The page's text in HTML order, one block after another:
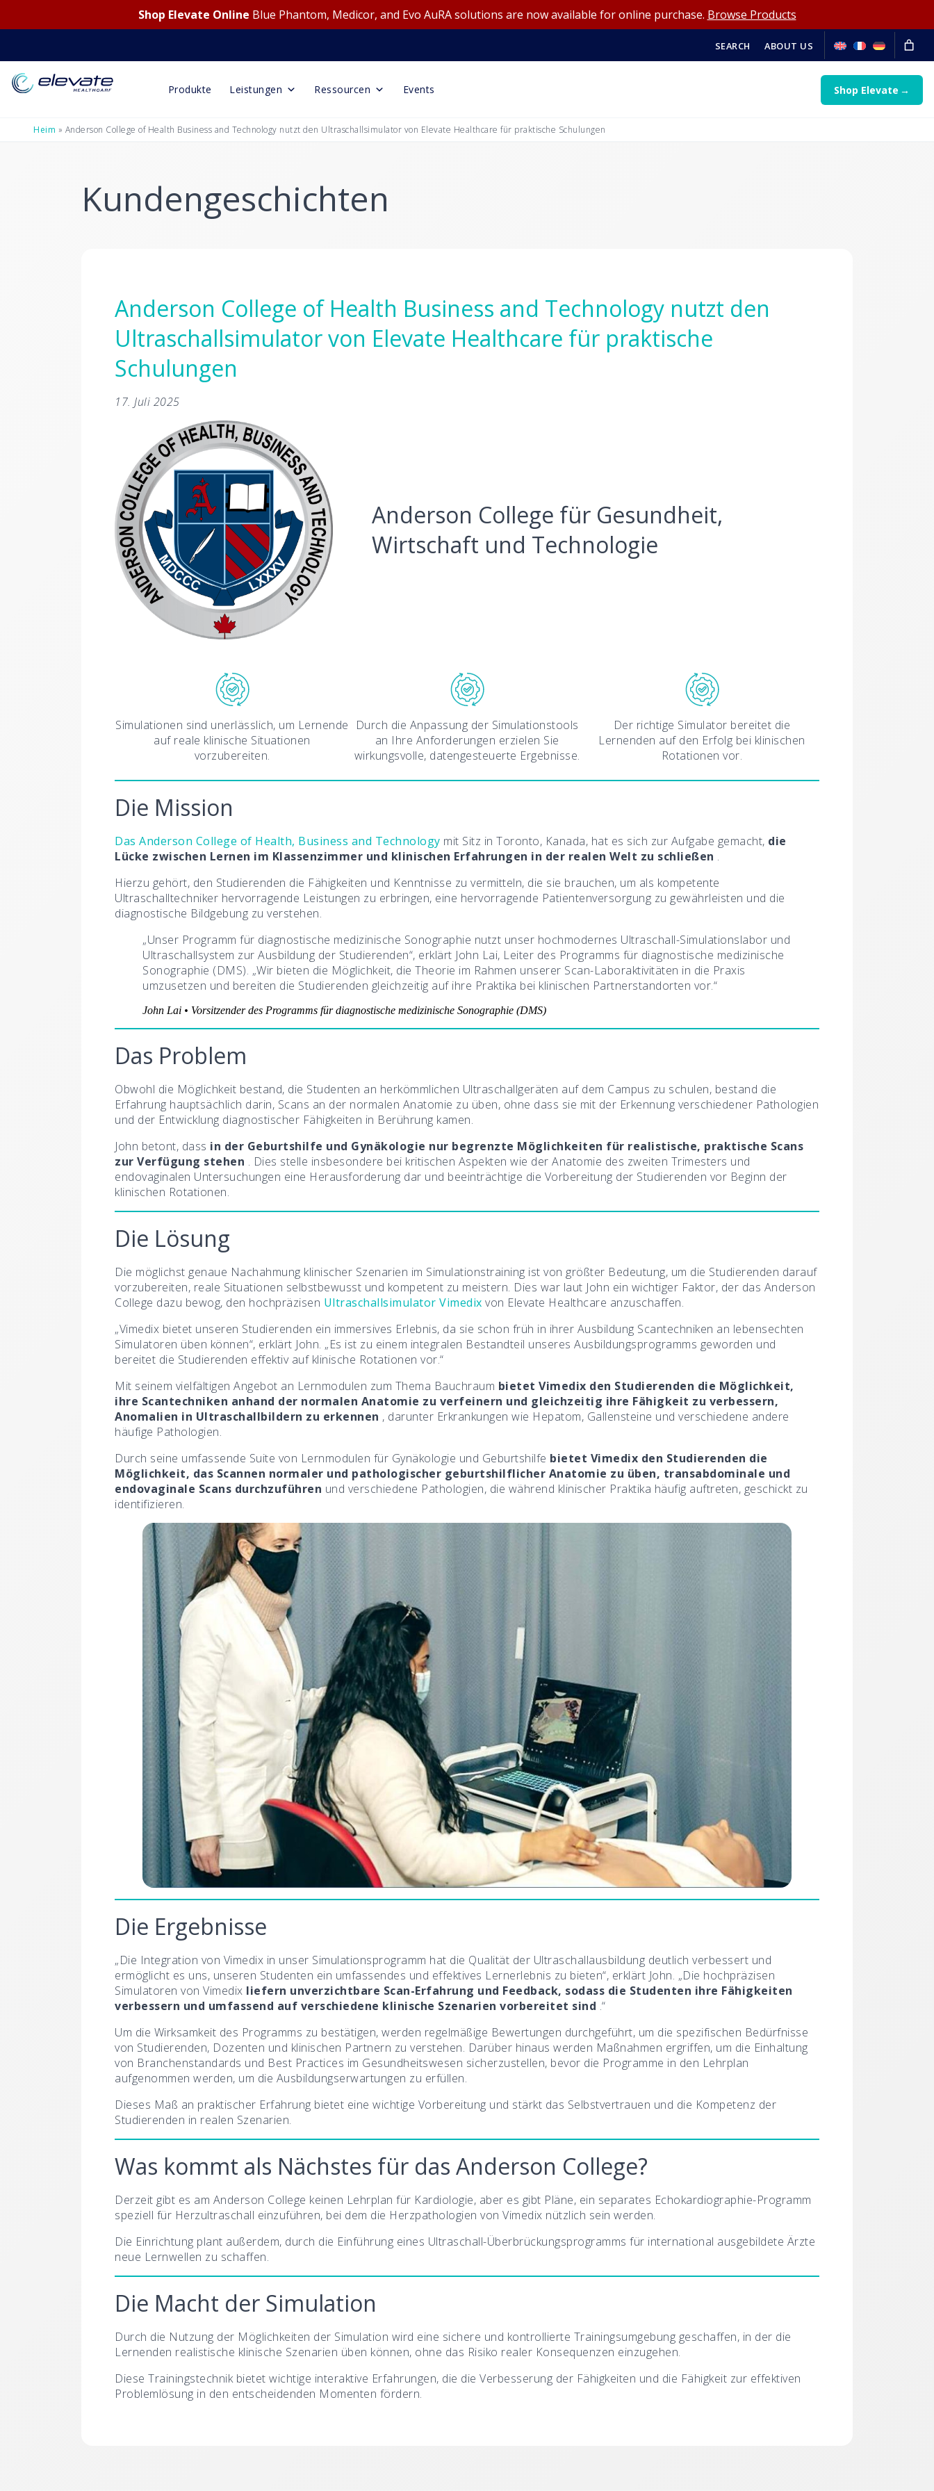
Shop Elevate Online Blue Phantom, Medicor, and Evo AuRA solutions are now available for online purchase. Browse Products
SEARCH ABOUT US
Produkte Leistungen Ressourcen Events Shop Elevate
Heim » Anderson College of Health Business and Technology nutzt den Ultraschallsimulator von Elevate Healthcare für praktische Schulungen
Kundengeschichten
Anderson College of Health Business and Technology nutzt den
Ultraschallsimulator von Elevate Healthcare für praktische
Schulungen
17. Juli 2025
Anderson College für Gesundheit,
Wirtschaft und Technologie
Simulationen sind unerlässlich, um Lernende
auf reale klinische Situationen
vorzubereiten.
Durch die Anpassung der Simulationstools
an Ihre Anforderungen erzielen Sie
wirkungsvolle, datengesteuerte Ergebnisse.
Der richtige Simulator bereitet die
Lernenden auf den Erfolg bei klinischen
Rotationen vor.
Die Mission
Das Anderson College of Health, Business and Technology mit Sitz in Toronto, Kanada, hat es sich zur Aufgabe gemacht, die
Lücke zwischen Lernen im Klassenzimmer und klinischen Erfahrungen in der realen Welt zu schließen .
Hierzu gehört, den Studierenden die Fähigkeiten und Kenntnisse zu vermitteln, die sie brauchen, um als kompetente
Ultraschalltechniker hervorragende Leistungen zu erbringen, eine hervorragende Patientenversorgung zu gewährleisten und die
diagnostische Bildgebung zu verstehen.
„Unser Programm für diagnostische medizinische Sonographie nutzt unser hochmodernes Ultraschall-Simulationslabor und
Ultraschallsystem zur Ausbildung der Studierenden“, erklärt John Lai, Leiter des Programms für diagnostische medizinische
Sonographie (DMS). „Wir bieten die Möglichkeit, die Theorie im Rahmen unserer Scan-Laboraktivitäten in die Praxis
umzusetzen und bereiten die Studierenden gleichzeitig auf ihre Praktika bei klinischen Partnerstandorten vor.“
John Lai • Vorsitzender des Programms für diagnostische medizinische Sonographie (DMS)
Das Problem
Obwohl die Möglichkeit bestand, die Studenten an herkömmlichen Ultraschallgeräten auf dem Campus zu schulen, bestand die
Erfahrung hauptsächlich darin, Scans an der normalen Anatomie zu üben, ohne dass sie mit der Erkennung verschiedener Pathologien
und der Entwicklung diagnostischer Fähigkeiten in Berührung kamen.
John betont, dass in der Geburtshilfe und Gynäkologie nur begrenzte Möglichkeiten für realistische, praktische Scans
zur Verfügung stehen . Dies stelle insbesondere bei kritischen Aspekten wie der Anatomie des zweiten Trimesters und
endovaginalen Untersuchungen eine Herausforderung dar und beeinträchtige die Vorbereitung der Studierenden vor Beginn der
klinischen Rotationen.
Die Lösung
Die möglichst genaue Nachahmung klinischer Szenarien im Simulationstraining ist von größter Bedeutung, um die Studierenden darauf
vorzubereiten, reale Situationen selbstbewusst und kompetent zu meistern. Dies war laut John ein wichtiger Faktor, der das Anderson
College dazu bewog, den hochpräzisen Ultraschallsimulator Vimedix von Elevate Healthcare anzuschaffen.
„Vimedix bietet unseren Studierenden ein immersives Erlebnis, da sie schon früh in ihrer Ausbildung Scantechniken an lebensechten
Simulatoren üben können“, erklärt John. „Es ist zu einem integralen Bestandteil unseres Ausbildungsprogramms geworden und
bereitet die Studierenden effektiv auf klinische Rotationen vor.“
Mit seinem vielfältigen Angebot an Lernmodulen zum Thema Bauchraum bietet Vimedix den Studierenden die Möglichkeit,
ihre Scantechniken anhand der normalen Anatomie zu verfeinern und gleichzeitig ihre Fähigkeit zu verbessern,
Anomalien in Ultraschallbildern zu erkennen , darunter Erkrankungen wie Hepatom, Gallensteine und verschiedene andere
häufige Pathologien.
Durch seine umfassende Suite von Lernmodulen für Gynäkologie und Geburtshilfe bietet Vimedix den Studierenden die
Möglichkeit, das Scannen normaler und pathologischer geburtshilflicher Anatomie zu üben, transabdominale und
endovaginale Scans durchzuführen und verschiedene Pathologien, die während klinischer Praktika häufig auftreten, geschickt zu
identifizieren.
Die Ergebnisse
„Die Integration von Vimedix in unser Simulationsprogramm hat die Qualität der Ultraschallausbildung deutlich verbessert und
ermöglicht es uns, unseren Studenten ein umfassendes und effektives Lernerlebnis zu bieten“, erklärt John. „Die hochpräzisen
Simulatoren von Vimedix liefern unverzichtbare Scan-Erfahrung und Feedback, sodass die Studenten ihre Fähigkeiten
verbessern und umfassend auf verschiedene klinische Szenarien vorbereitet sind .“
Um die Wirksamkeit des Programms zu bestätigen, werden regelmäßige Bewertungen durchgeführt, um die spezifischen Bedürfnisse
von Studierenden, Dozenten und klinischen Partnern zu verstehen. Darüber hinaus werden Maßnahmen ergriffen, um die Einhaltung
von Branchenstandards und Best Practices im Gesundheitswesen sicherzustellen, bevor die Programme in den Lehrplan
aufgenommen werden, um die Ausbildungserwartungen zu erfüllen.
Dieses Maß an praktischer Erfahrung bietet eine wichtige Vorbereitung und stärkt das Selbstvertrauen und die Kompetenz der
Studierenden in realen Szenarien.
Was kommt als Nächstes für das Anderson College?
Derzeit gibt es am Anderson College keinen Lehrplan für Kardiologie, aber es gibt Pläne, ein separates Echokardiographie-Programm
speziell für Herzultraschall einzuführen, bei dem die Herzpathologien von Vimedix nützlich sein werden.
Die Einrichtung plant außerdem, durch die Einführung eines Ultraschall-Überbrückungsprogramms für international ausgebildete Ärzte
neue Lernwellen zu schaffen.
Die Macht der Simulation
Durch die Nutzung der Möglichkeiten der Simulation wird eine sichere und kontrollierte Trainingsumgebung geschaffen, in der die
Lernenden realistische klinische Szenarien üben können, ohne das Risiko realer Konsequenzen einzugehen.
Diese Trainingstechnik bietet wichtige interaktive Erfahrungen, die die Verbesserung der Fähigkeiten und die Fähigkeit zur effektiven
Problemlösung in den entscheidenden Momenten fördern.